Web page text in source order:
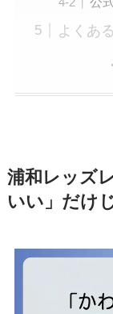
よくあ
浦和レッズ
いい」だけ